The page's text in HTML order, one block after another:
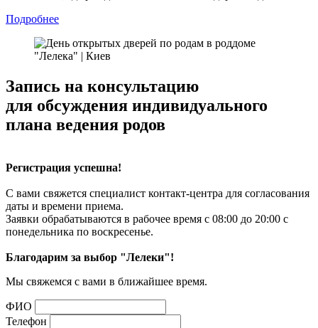
Подробнее
Запись на консультацию
для обсуждения индивидуального
плана ведения родов
Регистрация успешна!
С вами свяжется специалист контакт-центра для согласования
даты и времени приема.
Заявки обрабатываются в рабочее время с 08:00 до 20:00 с
понедельника по воскресенье.
Благодарим за выбор "Лелеки"!
Мы свяжемся с вами в ближайшее время.
ФИО
Телефон